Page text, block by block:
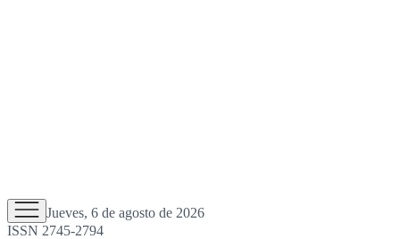
Jueves, 6 de agosto de 2026
ISSN 2745-2794